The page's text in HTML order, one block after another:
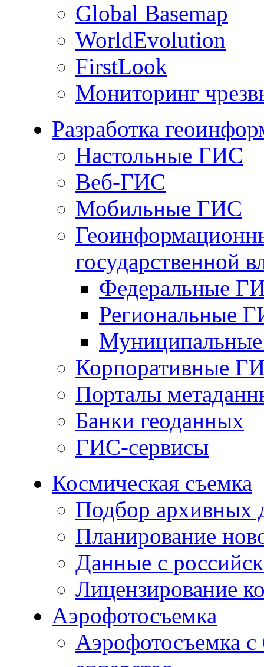
Global Basemap
WorldEvolution
FirstLook
Мониторинг
Разработка
Настольные ГИС
Веб-ГИС
Мобильные ГИС
государственной
Федеральные
Региональные
Корпоративные
Порталы
Банки геоданных
ГИС-сервисы
Космическая съемка
Подбор архивных
Планирование
Данные с
Лицензирование
Аэрофотосъемка
Аэрофотосъемка с